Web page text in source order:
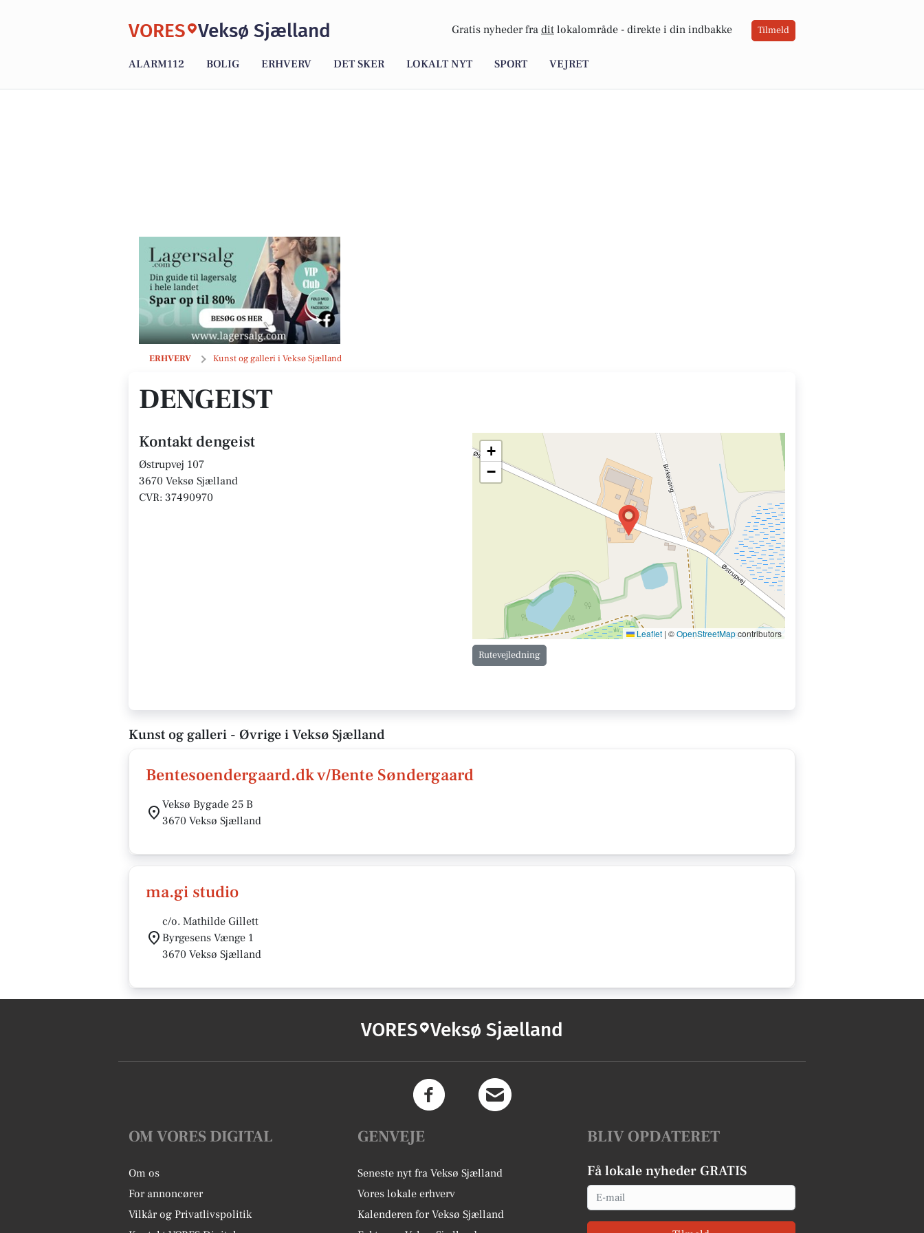
VORES Veksø Sjælland Gratis nyheder fra dit lokalområde - direkte i din indbakke Tilmeld
ALARM112 BOLIG ERHVERV DET SKER LOKALT NYT SPORT VEJRET
ERHVERV Kunst og galleri i Veksø Sjælland
dengeist
DENGEIST
Kontakt dengeist
Østrupvej 107
3670 Veksø Sjælland
CVR: 37490970
+
−
Leaflet | ©OpenStreetMapcontributors
Rutevejledning
Kunst og galleri - Øvrige i Veksø Sjælland
Bentesoendergaard.dk v/Bente Søndergaard
Veksø Bygade 25 B
3670 Veksø Sjælland
ma.gi studio
c/o. Mathilde Gillett
Byrgesens Vænge 1
3670 Veksø Sjælland
VORES Veksø Sjælland
OM VORES DIGITAL
Om os
For annoncører
Vilkår og Privatlivspolitik
GENVEJE
Seneste nyt fra Veksø Sjælland
Vores lokale erhverv
Kalenderen for Veksø Sjælland
BLIV OPDATERET
Få lokale nyheder GRATIS
Email